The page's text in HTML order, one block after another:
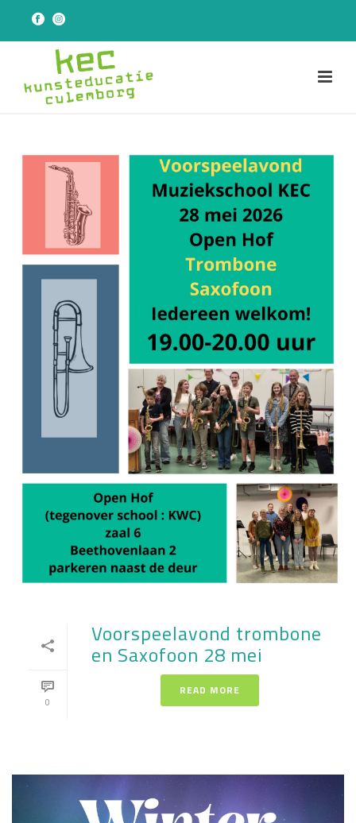
0
Voorspeelavond trombone
en Saxofoon 28 mei
READ MORE